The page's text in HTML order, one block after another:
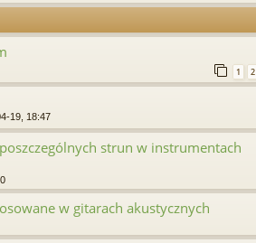
1 2
19, 18:47
strun w instrumentach
w gitarach akustycznych